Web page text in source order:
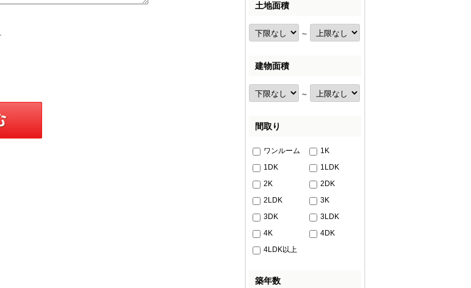
土地面積
～
建物面積
～
間取り
ワンルーム
1K
1DK
1LDK
2K
2DK
2LDK
3K
3DK
3LDK
4K
4DK
4LDK以上
築年数